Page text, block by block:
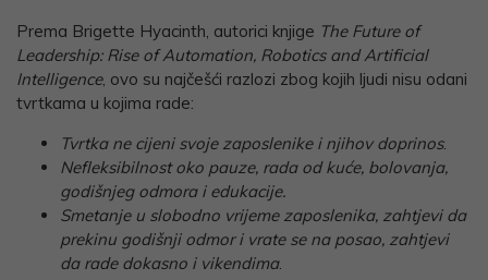
Prema Brigette Hyacinth, autorici knjige The Future of
Leadership: Rise of Automation, Robotics and Artificial
Intelligence, ovo su najčešći razlozi zbog kojih ljudi nisu odani
tvrtkama u kojima rade:
Tvrtka ne cijeni svoje zaposlenike i njihov doprinos.
Nefleksibilnost oko pauze, rada od kuće, bolovanja,
godišnjeg odmora i edukacije.
Smetanje u slobodno vrijeme zaposlenika, zahtjevi da
prekinu godišnji odmor i vrate se na posao, zahtjevi
da rade dokasno i vikendima.